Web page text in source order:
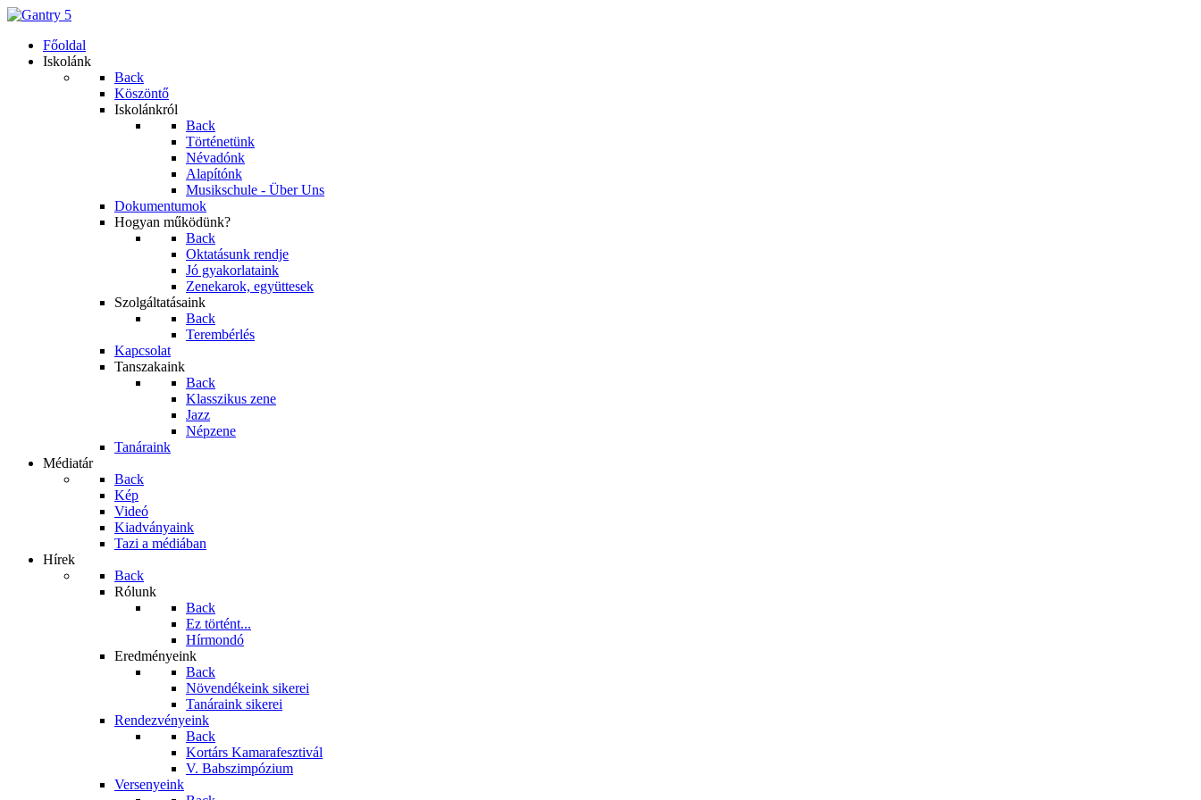
Főoldal
Iskolánk
Back
Köszöntő
Iskolánkról
Back
Történetünk
Névadónk
Alapítónk
Musikschule - Über Uns
Dokumentumok
Hogyan működünk?
Back
Oktatásunk rendje
Jó gyakorlataink
Zenekarok, együttesek
Szolgáltatásaink
Back
Terembérlés
Kapcsolat
Tanszakaink
Back
Klasszikus zene
Jazz
Népzene
Tanáraink
Médiatár
Back
Kép
Videó
Kiadványaink
Tazi a médiában
Hírek
Back
Rólunk
Back
Ez történt...
Hírmondó
Eredményeink
Back
Növendékeink sikerei
Tanáraink sikerei
Rendezvényeink
Back
Kortárs Kamarafesztivál
V. Babszimpózium
Versenyeink